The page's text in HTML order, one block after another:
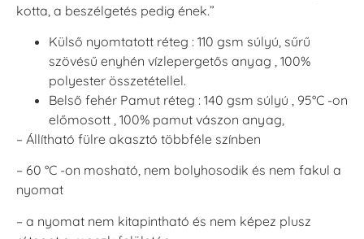
kotta, a beszélgetés pedig ének.”
Külső nyomtatott réteg : 110 gsm súlyú, sűrű
szövésű enyhén vízlepergetős anyag , 100%
polyester összetétellel.
Belső fehér Pamut réteg : 140 gsm súlyú , 95°C -on
előmosott , 100% pamut vászon anyag,
– Állítható fülre akasztó többféle színben
– 60 °C -on mosható, nem bolyhosodik és nem fakul a
nyomat
– a nyomat nem kitapintható és nem képez plusz